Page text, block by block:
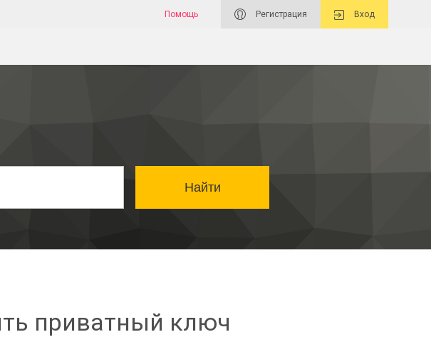
Помощь Регистрация Вход
Найти
приватный ключ